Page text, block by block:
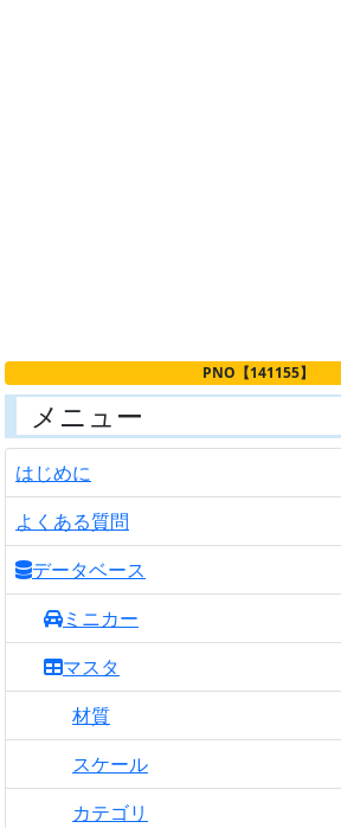
PNO【141155】
メニュー
はじめに
よくある質問
データベース
ミニカー
マスタ
材質
スケール
カテゴリ